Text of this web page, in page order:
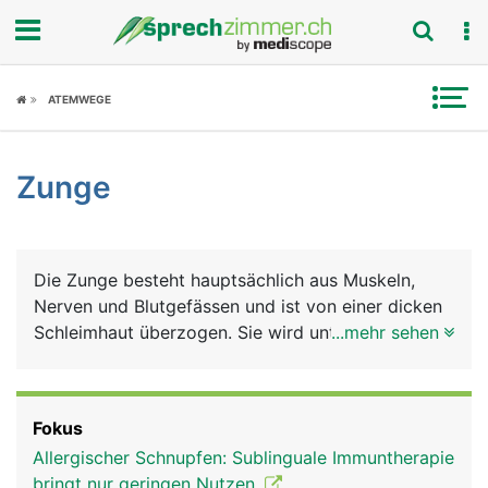
Fokus
Symptome
News
Rubriken
ATEMWEGE
Zunge
Die Zunge besteht hauptsächlich aus Muskeln,
Nerven und Blutgefässen und ist von einer dicken
Schleimhaut überzogen. Sie wird unterteilt in
Zungenmandel, die der Infektabwehr dient. Die
Zunge erfüllt viele Aufgaben: Sie ist unerlässlich
...mehr sehen
Fokus
Allergischer Schnupfen: Sublinguale Immuntherapie
bringt nur geringen Nutzen